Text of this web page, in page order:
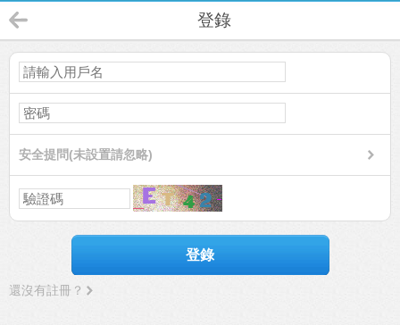
登錄
安全提問(未設置請忽略)
登錄
還沒有註冊？